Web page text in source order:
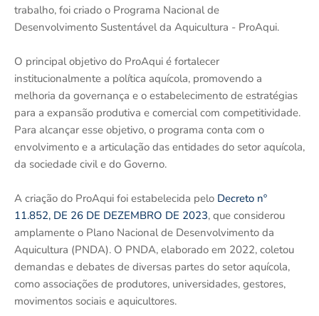
trabalho, foi criado o Programa Nacional de
Desenvolvimento Sustentável da Aquicultura - ProAqui.
O principal objetivo do ProAqui é fortalecer
institucionalmente a política aquícola, promovendo a
melhoria da governança e o estabelecimento de estratégias
para a expansão produtiva e comercial com competitividade.
Para alcançar esse objetivo, o programa conta com o
envolvimento e a articulação das entidades do setor aquícola,
da sociedade civil e do Governo.
A criação do ProAqui foi estabelecida pelo Decreto nº
11.852, DE 26 DE DEZEMBRO DE 2023, que considerou
amplamente o Plano Nacional de Desenvolvimento da
Aquicultura (PNDA). O PNDA, elaborado em 2022, coletou
demandas e debates de diversas partes do setor aquícola,
como associações de produtores, universidades, gestores,
movimentos sociais e aquicultores.